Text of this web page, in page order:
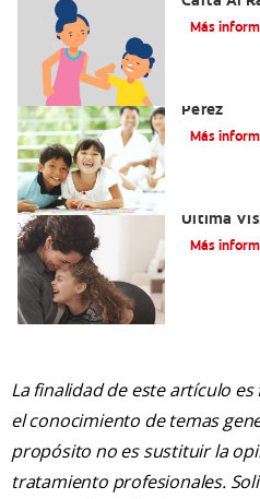
Fantasías
Más
Pérez
Más
Última
Más
La finalidad de este artículo
el conocimiento de temas
propósito no es sustituir la
tratamiento profesionales.